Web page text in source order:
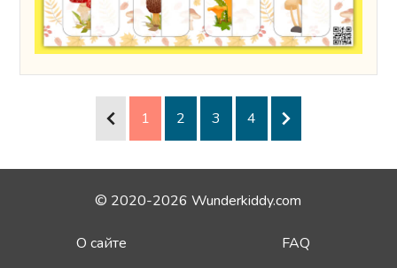
1 2 3 4
© 2020-2026 Wunderkiddy.com
О сайте
FAQ